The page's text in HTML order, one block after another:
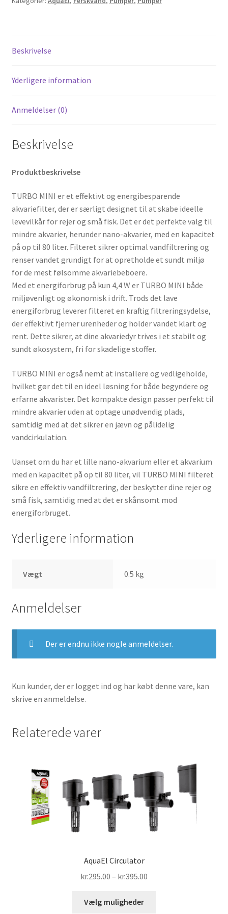
Beskrivelse
Yderligere information
Anmeldelser (0)
Beskrivelse
Produktbeskrivelse
TURBO MINI er et effektivt og energibesparende
akvariefilter, der er særligt designet til at skabe ideelle
levevilkår for rejer og små fisk. Det er det perfekte valg til
mindre akvarier, herunder nano-akvarier, med en kapacitet
på op til 80 liter. Filteret sikrer optimal vandfiltrering og
renser vandet grundigt for at opretholde et sundt miljø
for de mest følsomme akvariebeboere.
Med et energiforbrug på kun 4,4 W er TURBO MINI både
miljøvenligt og økonomisk i drift. Trods det lave
energiforbrug leverer filteret en kraftig filtreringsydelse,
der effektivt fjerner urenheder og holder vandet klart og
rent. Dette sikrer, at dine akvariedyr trives i et stabilt og
sundt økosystem, fri for skadelige stoffer.
TURBO MINI er også nemt at installere og vedligeholde,
hvilket gør det til en ideel løsning for både begyndere og
erfarne akvarister. Det kompakte design passer perfekt til
mindre akvarier uden at optage unødvendig plads,
samtidig med at det sikrer en jævn og pålidelig
vandcirkulation.
Uanset om du har et lille nano-akvarium eller et akvarium
med en kapacitet på op til 80 liter, vil TURBO MINI filteret
sikre en effektiv vandfiltrering, der beskytter dine rejer og
små fisk, samtidig med at det er skånsomt mod
energiforbruget.
Yderligere information
Vægt 0.5 kg
Anmeldelser
Der er endnu ikke nogle anmeldelser.
Kun kunder, der er logget ind og har købt denne vare, kan
skrive en anmeldelse.
Relaterede varer
AquaEl Circulator
kr.295.00 – kr.395.00
Vælg muligheder